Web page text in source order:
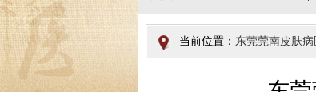
当前位置： 东莞莞南皮肤病